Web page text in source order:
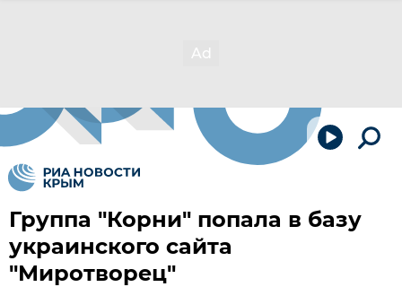
Группа "Корни" попала в базу
украинского сайта
"Миротворец"